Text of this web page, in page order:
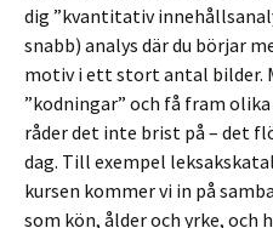
dig ”kvantitativ
snabb) analys där du börjar
motiv i ett stort antal bilder.
”kodningar” och få fram
råder det inte brist på – det
dag. Till exempel
kursen kommer vi in på
som kön, ålder och yrke,